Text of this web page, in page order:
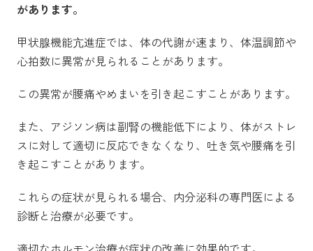
があります。
甲状腺機能亢進症では、体の代謝が速まり、体温調節や
心拍数に異常が見られることがあります。
この異常が腰痛やめまいを引き起こすことがあります。
また、アジソン病は副腎の機能低下により、体がストレ
スに対して適切に反応できなくなり、吐き気や腰痛を引
き起こすことがあります。
これらの症状が見られる場合、内分泌科の専門医による
診断と治療が必要です。